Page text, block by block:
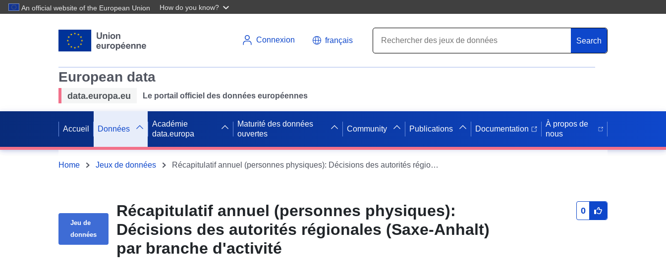
An official website of the European Union How do you know?
Connexion français Search
European data
data.europa.eu Le portail officiel des données européennes
Accueil Données
Académie
data.europa
Maturité des données
ouvertes
Community Publications Documentation
À propos de
nous
Home Jeux de données Récapitulatif annuel (personnes physiques): Décisions des autorités régionales (Saxe-Anhalt) par branche d'activité
Jeu de
données
Récapitulatif annuel (personnes physiques):
Décisions des autorités régionales (Saxe-Anhalt)
par branche d'activité
0